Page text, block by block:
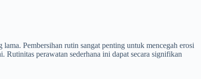
Pembersihan rutin sangat penting untuk mencegah erosi
Rutinitas perawatan sederhana ini dapat secara signifikan